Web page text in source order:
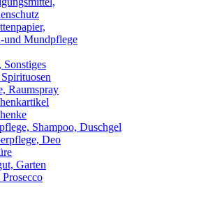
und Mundpflege
Sonstiges
Raumspray
Shampoo, Duschgel
Deo
Garten
Prosecco